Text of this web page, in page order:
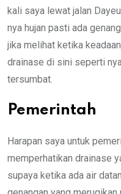
kali saya lewat jalan
nya hujan pasti ada
jika melihat ketika
drainase di sini seperti
tersumbat.
Pemerintah
Harapan saya untuk
memperhatikan drainase
supaya ketika ada air